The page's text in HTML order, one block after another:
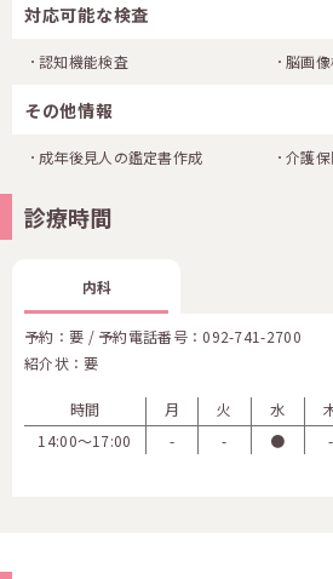
対応可能な検査
認知機能検査 脳画
その他情報
成年後見人の鑑定書作成 介護
診療時間
内科
予約：要 / 予約電話番号： 092-741-2700
紹介状：要
時間 月 火 水
14:00〜17:00
- - ● -